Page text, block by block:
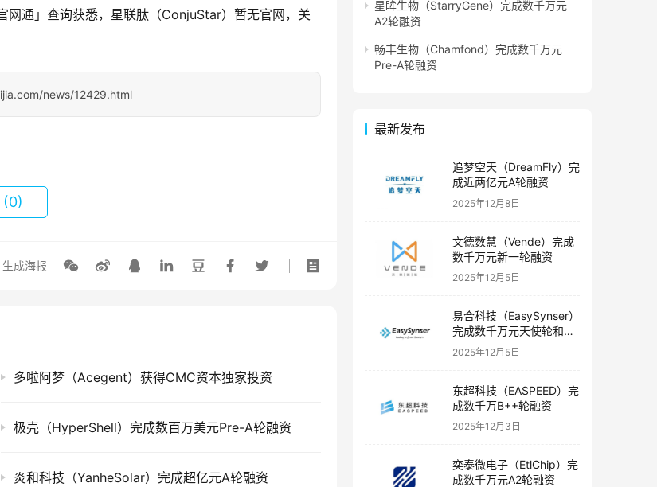
网通」查询获悉，星联肽（ConjuStar）暂无官网，关
news/12429.html
(0)
生成海报
多啦阿梦（Acegent）获得CMC资本独家投资
极壳（HyperShell）完成数百万美元Pre-A轮融资
炎和科技（YanheSolar）完成超亿元A轮融资
星眸生物（StarryGene）完成数千万元
A2轮融资
畅丰生物（Chamfond）完成数千万元
Pre-A轮融资
最新发布
追梦空天（DreamFly）完
成近两亿元A轮融资
2025年12月8日
文德数慧（Vende）完成
数千万元新一轮融资
2025年12月5日
易合科技（EasySynser）
完成数千万元天使轮和天
使+轮融资
2025年12月5日
东超科技（EASPEED）完
成数千万B++轮融资
2025年12月3日
奕泰微电子（EtlChip）完
成数千万元A2轮融资